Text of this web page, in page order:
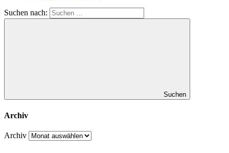
Suchen nach:
Suchen
Archiv
Archiv